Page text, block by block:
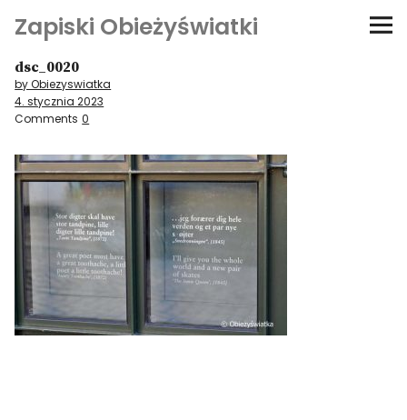
Zapiski Obieżyświatki
Podróże
Kultura i sztuka
Kątem oka
O-fiszki
Niezwyczajne ściany
Dom na kółkach
dsc_0020
by Obiezyswiatka
4. stycznia 2023
Comments 0